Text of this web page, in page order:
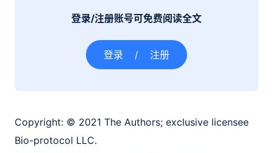
登录/注册账号可免费阅读全文
登录 / 注册
Copyright: © 2021 The Authors; exclusive licensee
Bio-protocol LLC.